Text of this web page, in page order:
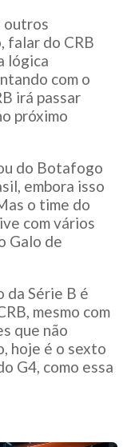
outros
falar do CRB
lógica
com o
irá passar
próximo
do Botafogo
embora isso
o time do
com vários
Galo de
da Série B é
mesmo com
que não
hoje é o sexto
G4, como essa